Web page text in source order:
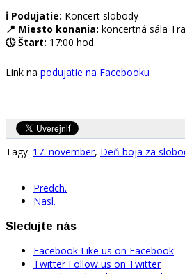
ℹ️ Podujatie: Koncert slobody
📍 Miesto konania: koncertná sála
🕔 Štart: 17:00 hod.
Link na podujatie na Facebooku
Tagy: 17. november, Deň boja za
Predch.
Nasl.
Sledujte nás
Facebook Like us on Facebook
Twitter Follow us on Twitter